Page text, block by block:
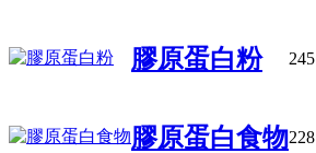
膠原蛋白粉 245
膠原蛋白食物228